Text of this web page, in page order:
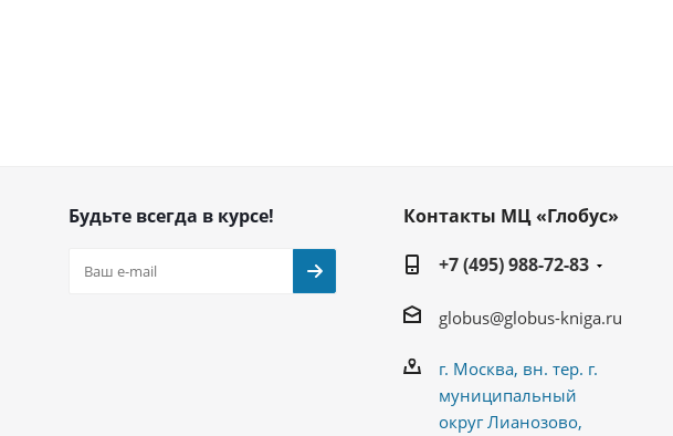
Будьте всегда в курсе!
Контакты МЦ «Глобус»
+7 (495) 988-72-83
globus@globus-kniga.ru
г. Москва, вн. тер. г.
муниципальный
округ Лианозово,